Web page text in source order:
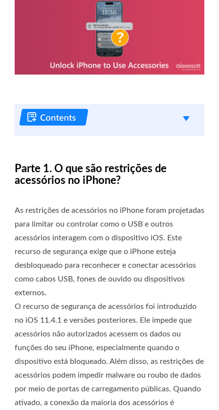
Parte 1. O que são restrições de
acessórios no iPhone?
As restrições de acessórios no iPhone foram projetadas
para limitar ou controlar como o USB e outros
acessórios interagem com o dispositivo iOS. Este
recurso de segurança exige que o iPhone esteja
desbloqueado para reconhecer e conectar acessórios
como cabos USB, fones de ouvido ou dispositivos
externos.
O recurso de segurança de acessórios foi introduzido
no iOS 11.4.1 e versões posteriores. Ele impede que
acessórios não autorizados acessem os dados ou
funções do seu iPhone, especialmente quando o
dispositivo está bloqueado. Além disso, as restrições de
acessórios podem impedir malware ou roubo de dados
por meio de portas de carregamento públicas. Quando
ativado, a conexão da maioria dos acessórios é